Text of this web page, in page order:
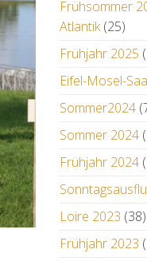
Frühsommer
Atlantik(25)
Frühjahr 2025
Eifel-Mosel-
Sommer2024
Sommer 2024
Frühjahr 2024
Loire 2023 (38)
Frühjahr 2023